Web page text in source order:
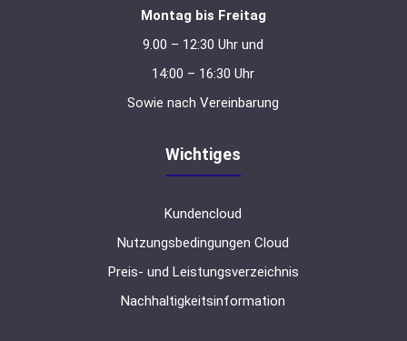
Montag bis Freitag
9.00 – 12:30 Uhr und
14:00 – 16:30 Uhr
Sowie nach Vereinbarung
Wichtiges
Kundencloud
Nutzungsbedingungen Cloud
Preis- und Leistungsverzeichnis
Nachhaltigkeitsinformation